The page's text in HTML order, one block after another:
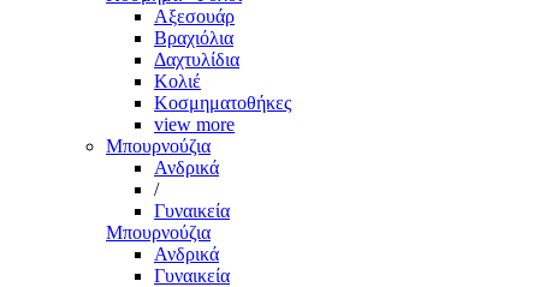
Αξεσουάρ
Βραχιόλια
Δαχτυλίδια
Κολιέ
Κοσμηματοθήκες
view more
Μπουρνούζια
Ανδρικά
/
Γυναικεία
Μπουρνούζια
Ανδρικά
Γυναικεία